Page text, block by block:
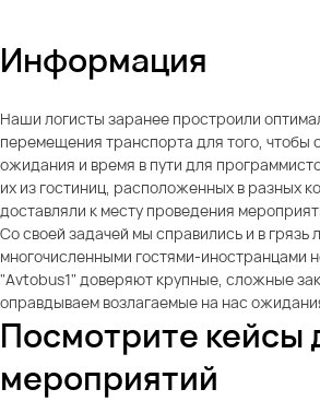
Информация
Наши логисты заранее простроили
перемещения транспорта для того, чтобы
ожидания и время в пути для
их из гостиниц, расположенных в разных
доставляли к месту проведения
Со своей задачей мы справились и в грязь
многочисленными гостями-иностранцами
"Avtobus1" доверяют крупные, сложные
оправдываем возлагаемые на нас
Посмотрите кейсы
мероприятий